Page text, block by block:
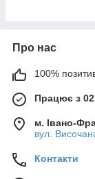
Про нас
100%
Працює з
м. Івано-
вул.
Контакти